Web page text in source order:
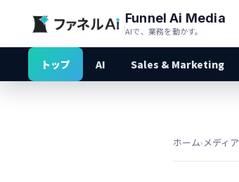
Funnel Ai Media
AIで、業務を動かす。
トップ AI Sales & Marketing
ホーム›メディア